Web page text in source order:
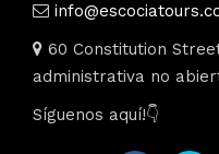
60 Constitution
administrativa no
Síguenos aquí!👇